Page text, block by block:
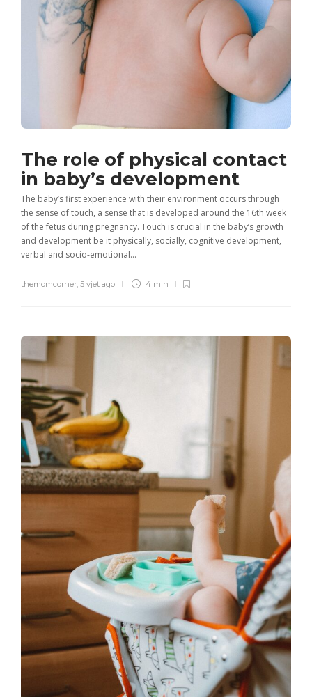
The role of physical contact
in baby’s development
The baby’s first experience with their environment occurs through
the sense of touch, a sense that is developed around the 16th week
of the fetus during pregnancy. Touch is crucial in the baby’s growth
and development be it physically, socially, cognitive development,
verbal and socio-emotional...
themomcorner, 5 vjet ago 4 min